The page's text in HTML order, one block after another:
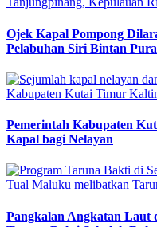
Ojek Kapal Pompong
Pelabuhan Siri Bintan Pura
Pemerintah Kabupaten
Kapal bagi Nelayan
Pangkalan Angkatan